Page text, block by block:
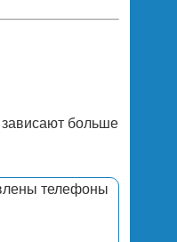
больше
телефоны